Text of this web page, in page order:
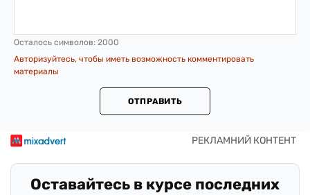
Осталось символов: 2000
Авторизуйтесь, чтобы иметь возможность комментировать
материалы
ОТПРАВИТЬ
Оставайтесь в курсе последних